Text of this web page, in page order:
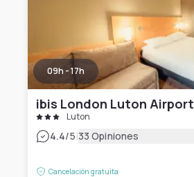
09h - 17h
ibis London Luton Airport
Luton
4.4/5|33 Opiniones
Cancelación gratuita